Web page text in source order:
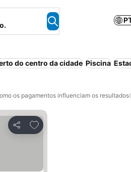
do centro da cidade Piscina
os pagamentos influenciam os resultados
Partilhar
Adicionar aos favoritos